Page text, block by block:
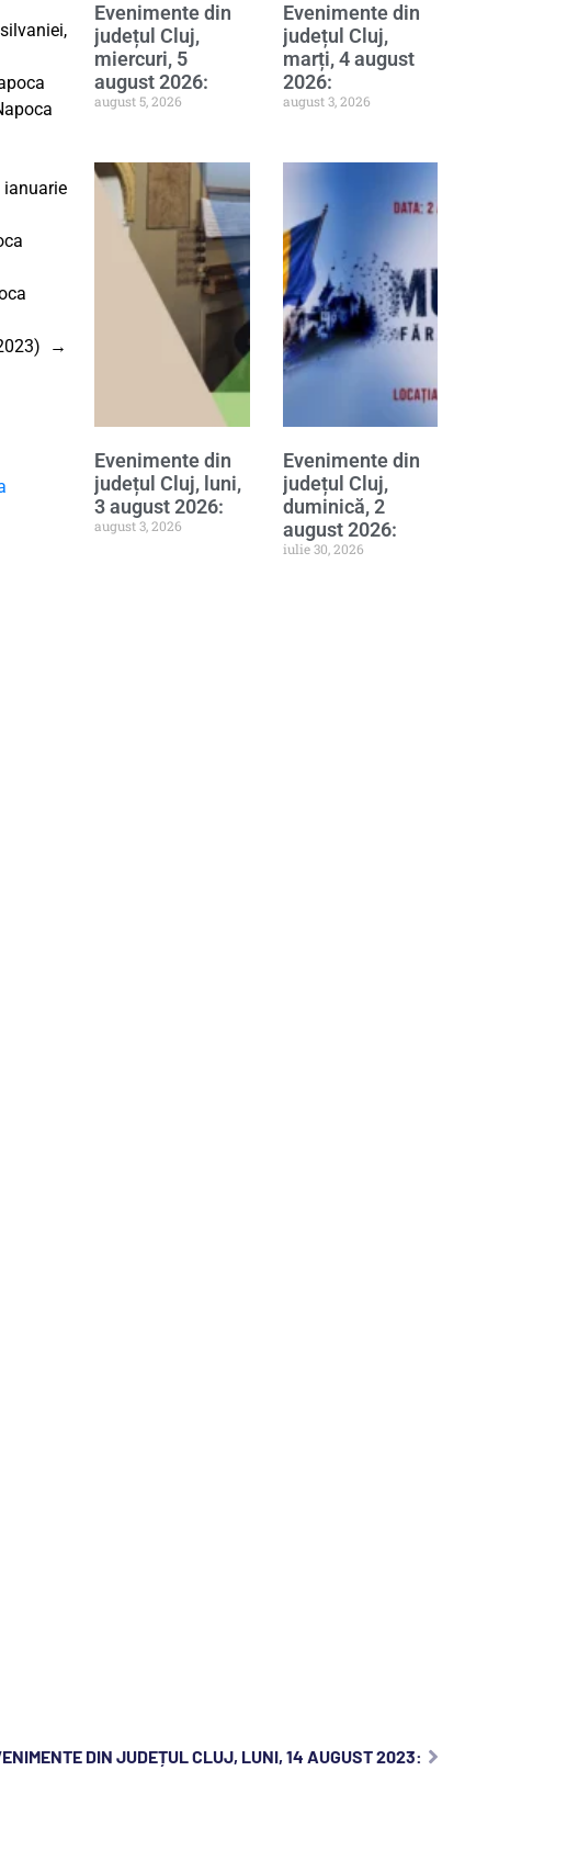
→
Evenimente din
județul Cluj,
miercuri, 5
august 2026:
august 5, 2026
Evenimente din
județul Cluj,
marți, 4 august
2026:
august 3, 2026
Evenimente din
județul Cluj, luni,
3 august 2026:
august 3, 2026
Evenimente din
județul Cluj,
duminică, 2
august 2026:
iulie 30, 2026
DIN JUDEȚUL CLUJ, LUNI, 14 AUGUST 2023: